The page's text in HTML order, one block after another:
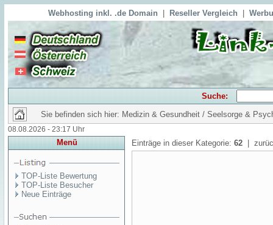
Webhosting inkl. .de Domain Reseller Vergleich
Suche:
Sie befinden sich hier: Medizin & Gesundheit / Seelsorge &
08.08.2026 - 23:17 Uhr
Menü
TOP-Liste Bewertung
TOP-Liste Besucher
Neue Einträge
Einträge in dieser Kategorie: 62 |